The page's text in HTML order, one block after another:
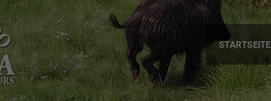
STARTSEITE